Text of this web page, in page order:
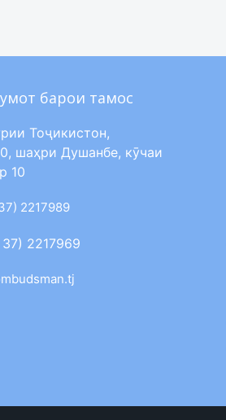
барои тамос
Тоҷикистон,
шаҳри Душанбе, кӯчаи
10
2217989
2217969